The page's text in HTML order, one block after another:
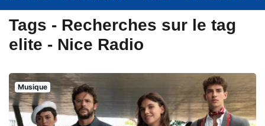
Tags - Recherches sur le tag
elite - Nice Radio
Musique